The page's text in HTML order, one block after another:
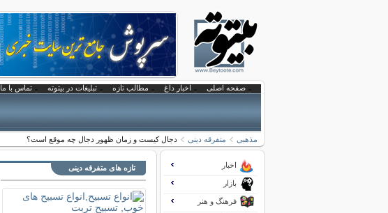
صفحه اصلی اخبار داغ مطالب تازه تبلیغات در بیتوته تماس با ما
مذهبی متفرقه دینی دجال کیست و زمان ظهور دجال چه موقع است؟
تازه های متفرقه دینی اخبار
بازار
فرهنگ و هنر